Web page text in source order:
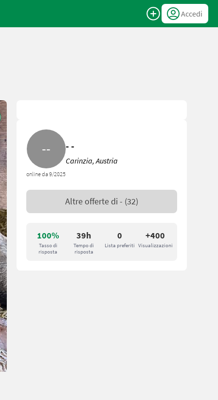
Accedi
100%
Tasso di
risposta
39h
Tempo di
risposta
0
Lista preferiti
+400
Visualizzazioni
online da 9/2025
- -
Carinzia, Austria
Altre offerte di - (32)